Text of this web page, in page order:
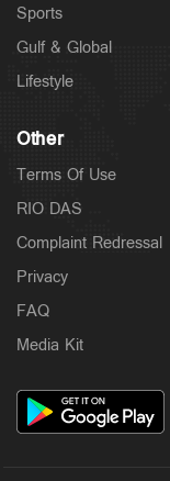
Sports
Gulf & Global
Lifestyle
Other
Terms Of Use
RIO DAS
Complaint Redressal
Privacy
FAQ
Media Kit